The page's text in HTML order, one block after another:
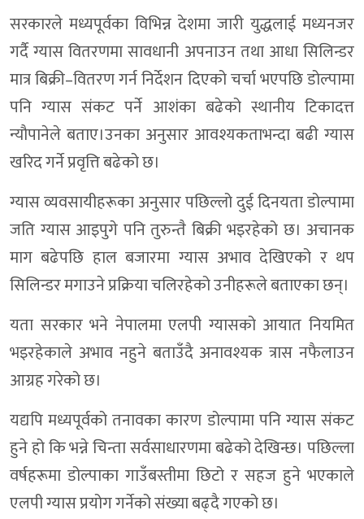
सरकारले मध्यपूर्वका विभिन्न देशमा जारी युद्धलाई मध्यनजर
गर्दै ग्यास वितरणमा सावधानी अपनाउन तथा आधा सिलिन्डर
मात्र बिक्री–वितरण गर्न निर्देशन दिएको चर्चा भएपछि डोल्पामा
पनि ग्यास संकट पर्ने आशंका बढेको स्थानीय टिकादत्त
न्याैपानेले बताए।उनका अनुसार आवश्यकताभन्दा बढी ग्यास
खरिद गर्ने प्रवृत्ति बढेको छ।
ग्यास व्यवसायीहरूका अनुसार पछिल्लो दुई दिनयता डोल्पामा
जति ग्यास आइपुगे पनि तुरुन्तै बिक्री भइरहेको छ। अचानक
माग बढेपछि हाल बजारमा ग्यास अभाव देखिएको र थप
सिलिन्डर मगाउने प्रक्रिया चलिरहेको उनीहरूले बताएका छन्।
यता सरकार भने नेपालमा एलपी ग्यासको आयात नियमित
भइरहेकाले अभाव नहुने बताउँदै अनावश्यक त्रास नफैलाउन
आग्रह गरेको छ।
यद्यपि मध्यपूर्वको तनावका कारण डोल्पामा पनि ग्यास संकट
हुने हो कि भन्ने चिन्ता सर्वसाधारणमा बढेको देखिन्छ। पछिल्ला
वर्षहरूमा डोल्पाका गाउँबस्तीमा छिटो र सहज हुने भएकाले
एलपी ग्यास प्रयोग गर्नेको संख्या बढ्दै गएको छ।